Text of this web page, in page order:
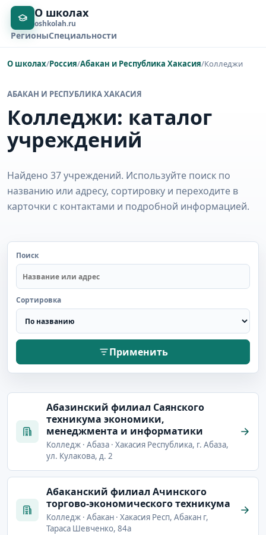
О школах
oshkolah.ru
РегионыСпециальности
О школах/Россия/Абакан и Республика Хакасия/Колледжи
АБАКАН И РЕСПУБЛИКА ХАКАСИЯ
Колледжи: каталог
учреждений
Найдено 37 учреждений. Используйте поиск по
названию или адресу, сортировку и переходите в
карточки с контактами и подробной информацией.
Поиск
Сортировка
Применить
Абазинский филиал Саянского
техникума экономики,
менеджмента и информатики
Колледж · Абаза · Хакасия Республика, г. Абаза,
ул. Кулакова, д. 2
Абаканский филиал Ачинского
торгово-экономического техникума
Колледж · Абакан · Хакасия Респ, Абакан г,
Тараса Шевченко, 84а